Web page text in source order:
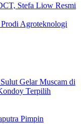
Stefa Liow Resmi
Agroteknologi
Gelar Muscam di
Terpilih
Pimpin